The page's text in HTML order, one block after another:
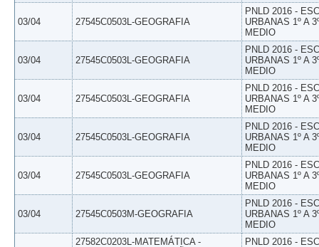
03/04 27545C0503L-GEOGRAFIA
PNLD 2016 -
URBANAS 1º A
MEDIO
03/04 27545C0503L-GEOGRAFIA
PNLD 2016 -
URBANAS 1º A
MEDIO
03/04 27545C0503L-GEOGRAFIA
PNLD 2016 -
URBANAS 1º A
MEDIO
03/04 27545C0503L-GEOGRAFIA
PNLD 2016 -
URBANAS 1º A
MEDIO
03/04 27545C0503L-GEOGRAFIA
PNLD 2016 -
URBANAS 1º A
MEDIO
03/04 27545C0503M-GEOGRAFIA
PNLD 2016 -
URBANAS 1º A
MEDIO
27582C0203L-MATEMÁTICA -
PNLD 2016 -